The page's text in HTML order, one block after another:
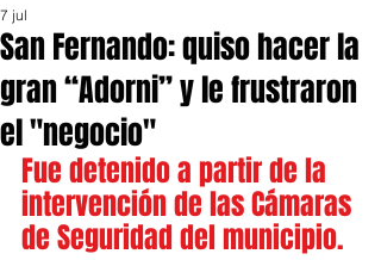
San Fernando: quiso hacer la
gran “Adorni” y le frustraron
el "negocio"
7 jul
Fue detenido a partir de la
intervención de las Cámaras
de Seguridad del municipio.